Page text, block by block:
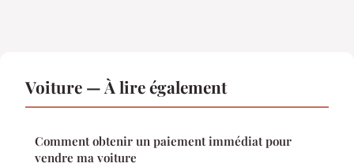
Voiture — À lire également
Comment obtenir un paiement immédiat pour
vendre ma voiture